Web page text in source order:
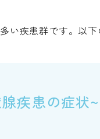
疾患群です。以
疾患の症状~